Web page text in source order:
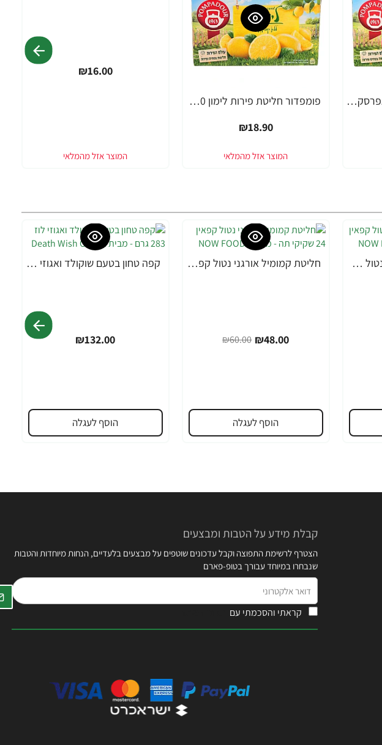
פומפדור חליטת פירות אפרסק 20 שקיקים - מבית POMDADOUR
פומפדור חליטת פירות לימון 20 שקיקים - מבית POMDADOUR
₪18.90
₪16.00
חליטת היביסקוס אורגני נטול קפאין 24 שקיקי תה - מבית NOW FOODS -20% חליטת קמומיל אורגני נטול קפאין 24 שקיקי תה - מבית NOW FOODS
₪48.00
₪60.00
הוסף לעגלה
קפה טחון בטעם שוקולד ואגוזי לוז 283 גרם - מבית Death Wish Coffee
₪132.00
הוסף לעגלה
קבלת מידע על הטבות ומבצעים
הצטרף לרשימת התפוצה וקבל עדכונים שוטפים על מבצעים בלעדיים, הנחות מיוחדות והטבות
שנבחרו במיוחד עבורך בטופ-פארם
אלקטרוני
קראתי והסכמתי עם